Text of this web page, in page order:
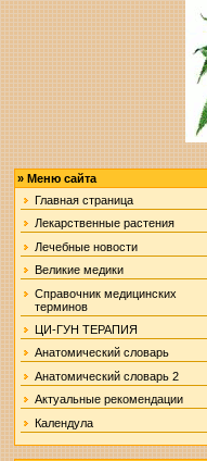
»Меню сайта
Главная страница
Лекарственные растения
Лечебные новости
Великие медики
Справочник медицинских
терминов
ЦИ-ГУН ТЕРАПИЯ
Анатомический словарь
Анатомический словарь 2
Актуальные рекомендации
Календула